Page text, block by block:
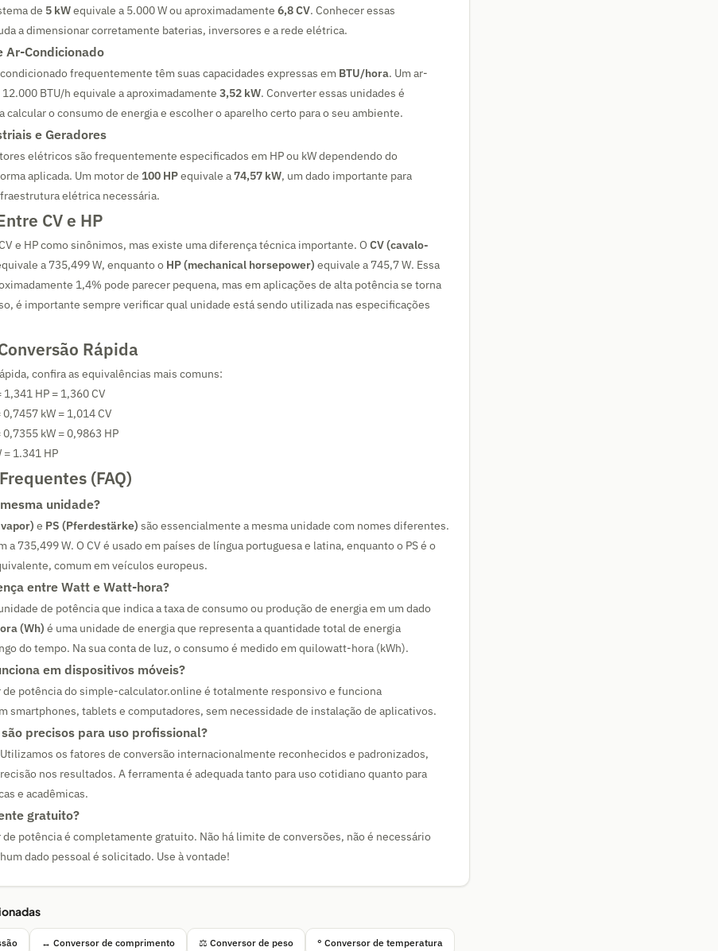
de 5 kWequivale a 5.000 W ou aproximadamente 6,8 CV. Conhecer essas
a dimensionar corretamente baterias, inversores e a rede elétrica.
Ar-Condicionado
frequentemente têm suas capacidades expressas em BTU/hora. Um ar-
BTU/h equivale a aproximadamente 3,52 kW. Converter essas unidades é
calcular o consumo de energia e escolher o aparelho certo para o seu ambiente.
e Geradores
elétricos são frequentemente especificados em HP ou kW dependendo do
aplicada. Um motor de 100 HPequivale a74,57 kW, um dado importante para
elétrica necessária.
CV e HP
e HP como sinônimos, mas existe uma diferença técnica importante. O CV (cavalo-
a 735,499 W, enquanto o HP (mechanical horsepower) equivale a 745,7 W. Essa
1,4% pode parecer pequena, mas em aplicações de alta potência se torna
é importante sempre verificar qual unidade está sendo utilizada nas especificações
Rápida
confira as equivalências mais comuns:
1,341 HP = 1,360 CV
0,7457 kW = 1,014 CV
0,7355 kW = 0,9863 HP
= 1.341 HP
(FAQ)
unidade?
e PS (Pferdestärke) são essencialmente a mesma unidade com nomes diferentes.
a 735,499 W. O CV é usado em países de língua portuguesa e latina, enquanto o PS é o
comum em veículos europeus.
entre Watt e Watt-hora?
de potência que indica a taxa de consumo ou produção de energia em um dado
(Wh) é uma unidade de energia que representa a quantidade total de energia
do tempo. Na sua conta de luz, o consumo é medido em quilowatt-hora (kWh).
em dispositivos móveis?
de potência do simple-calculator.online é totalmente responsivo e funciona
smartphones, tablets e computadores, sem necessidade de instalação de aplicativos.
precisos para uso profissional?
os fatores de conversão internacionalmente reconhecidos e padronizados,
nos resultados. A ferramenta é adequada tanto para uso cotidiano quanto para
e acadêmicas.
gratuito?
de potência é completamente gratuito. Não há limite de conversões, não é necessário
dado pessoal é solicitado. Use à vontade!
↔ Conversor de comprimento ⚖ Conversor de peso ° Conversor de temperatura